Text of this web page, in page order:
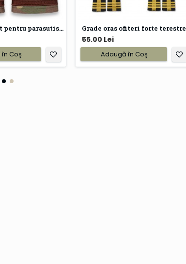
Grade combat pentru parasutisti
Coş
Grade oras ofiteri forte terestre
55.00 Lei
Adaugă în Coş